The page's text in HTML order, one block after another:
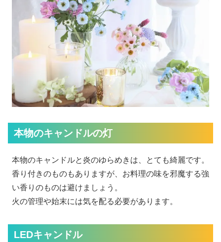
本物のキャンドルの灯
本物のキャンドルと炎のゆらめきは、とても綺麗です。
香り付きのものもありますが、お料理の味を邪魔する強
い香りのものは避けましょう。
火の管理や始末には気を配る必要があります。
LEDキャンドル